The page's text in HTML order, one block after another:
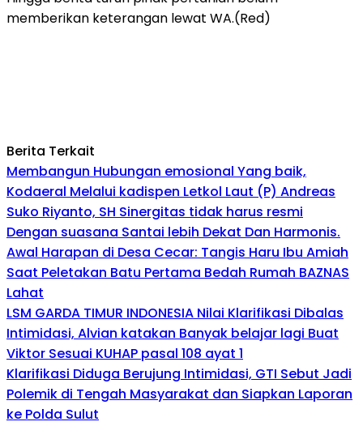
memberikan keterangan lewat WA.(Red)
Berita Terkait
Membangun Hubungan emosional Yang baik,
Kodaeral Melalui kadispen Letkol Laut (P) Andreas
Suko Riyanto, SH Sinergitas tidak harus resmi
Dengan suasana Santai lebih Dekat Dan Harmonis.
Awal Harapan di Desa Cecar: Tangis Haru Ibu Amiah
Saat Peletakan Batu Pertama Bedah Rumah BAZNAS
Lahat
LSM GARDA TIMUR INDONESIA Nilai Klarifikasi Dibalas
Intimidasi, Alvian katakan Banyak belajar lagi Buat
Viktor Sesuai KUHAP pasal 108 ayat 1
Klarifikasi Diduga Berujung Intimidasi, GTI Sebut Jadi
Polemik di Tengah Masyarakat dan Siapkan Laporan
ke Polda Sulut